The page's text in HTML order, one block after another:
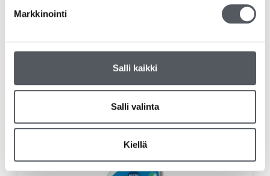
Markkinointi
Salli kaikki
Salli valinta
Kiellä